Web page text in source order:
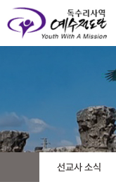
선교사 소식